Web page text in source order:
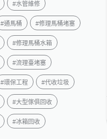
#水管維修
#通馬桶 #修理馬桶堵塞
#修理馬桶水箱
#流理臺堵塞
#環保工程 #代收垃圾
#大型傢俱回收
#冰箱回收